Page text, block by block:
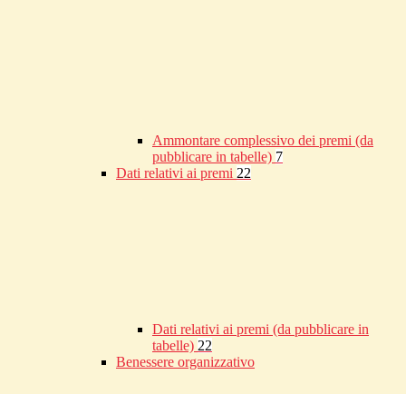
Ammontare complessivo dei premi (da
pubblicare in tabelle) 7
Dati relativi ai premi 22
Dati relativi ai premi (da pubblicare in
tabelle) 22
Benessere organizzativo